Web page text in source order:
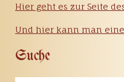
Hier geht es zur Seite
Und hier kann man
Suche